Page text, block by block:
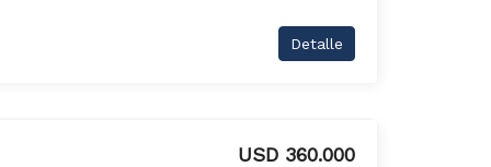
Detalle
USD 360.000